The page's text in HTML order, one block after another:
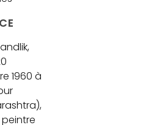
1960 à